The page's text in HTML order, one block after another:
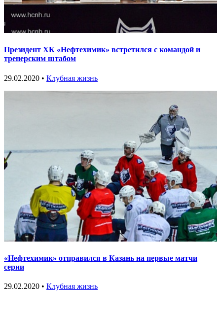
Президент ХК «Нефтехимик» встретился с командой и
тренерским штабом
29.02.2020 • Клубная жизнь
«Нефтехимик» отправился в Казань на первые матчи
серии
29.02.2020 • Клубная жизнь